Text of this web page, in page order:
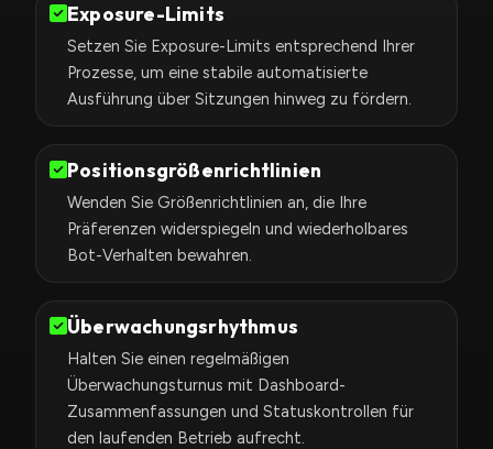
Exposure-Limits
Setzen Sie Exposure-Limits entsprechend Ihrer
Prozesse, um eine stabile automatisierte
Ausführung über Sitzungen hinweg zu fördern.
Positionsgrößenrichtlinien
Wenden Sie Größenrichtlinien an, die Ihre
Präferenzen widerspiegeln und wiederholbares
Bot-Verhalten bewahren.
Überwachungsrhythmus
Halten Sie einen regelmäßigen
Überwachungsturnus mit Dashboard-
Zusammenfassungen und Statuskontrollen für
den laufenden Betrieb aufrecht.